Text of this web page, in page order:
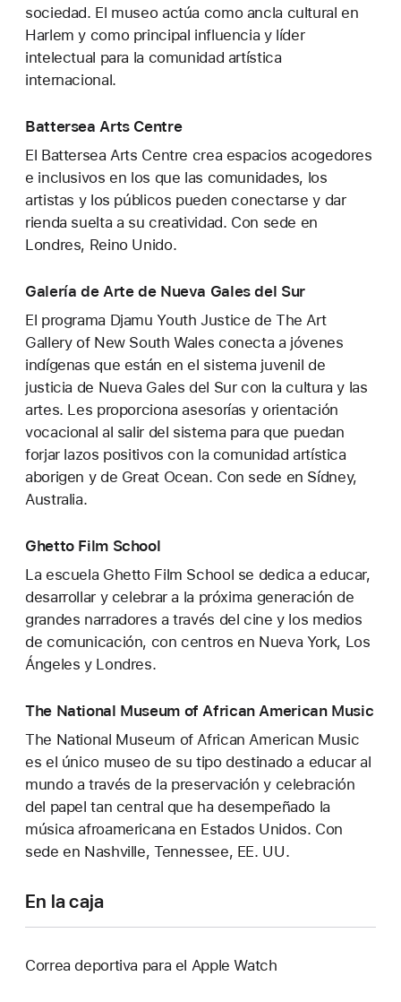
sociedad. El museo actúa como ancla cultural en
Harlem y como principal influencia y líder
intelectual para la comunidad artística
internacional.
Battersea Arts Centre
El Battersea Arts Centre crea espacios acogedores
e inclusivos en los que las comunidades, los
artistas y los públicos pueden conectarse y dar
rienda suelta a su creatividad. Con sede en
Londres, Reino Unido.
Galería de Arte de Nueva Gales del Sur
El programa Djamu Youth Justice de The Art
Gallery of New South Wales conecta a jóvenes
indígenas que están en el sistema juvenil de
justicia de Nueva Gales del Sur con la cultura y las
artes. Les proporciona asesorías y orientación
vocacional al salir del sistema para que puedan
forjar lazos positivos con la comunidad artística
aborigen y de Great Ocean. Con sede en Sídney,
Australia.
Ghetto Film School
La escuela Ghetto Film School se dedica a educar,
desarrollar y celebrar a la próxima generación de
grandes narradores a través del cine y los medios
de comunicación, con centros en Nueva York, Los
Ángeles y Londres.
The National Museum of African American Music
The National Museum of African American Music
es el único museo de su tipo destinado a educar al
mundo a través de la preservación y celebración
del papel tan central que ha desempeñado la
música afroamericana en Estados Unidos. Con
sede en Nashville, Tennessee, EE. UU.
En la caja
Correa deportiva para el Apple Watch